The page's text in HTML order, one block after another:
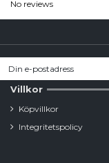
No reviews
Villkor
Köpvillkor
Integritetspolicy